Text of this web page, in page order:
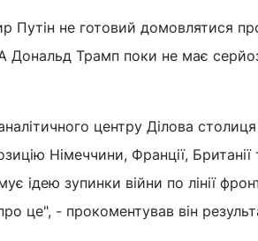
Путін не готовий домовлятися
Дональд Трамп поки не має
центру Ділова
Німеччини, Франції,
ідею зупинки війни по лінії
це", - прокоментував він